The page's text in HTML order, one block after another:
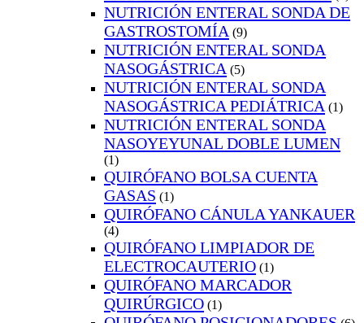
NUTRICIÓN ENTERAL SONDA DE
GASTROSTOMÍA (9)
NUTRICIÓN ENTERAL SONDA
NASOGÁSTRICA (5)
NUTRICIÓN ENTERAL SONDA
NASOGÁSTRICA PEDIÁTRICA (1)
NUTRICIÓN ENTERAL SONDA
NASOYEYUNAL DOBLE LUMEN
(1)
QUIRÓFANO BOLSA CUENTA
GASAS (1)
QUIRÓFANO CÁNULA YANKAUER
(4)
QUIRÓFANO LIMPIADOR DE
ELECTROCAUTERIO (1)
QUIRÓFANO MARCADOR
QUIRÚRGICO (1)